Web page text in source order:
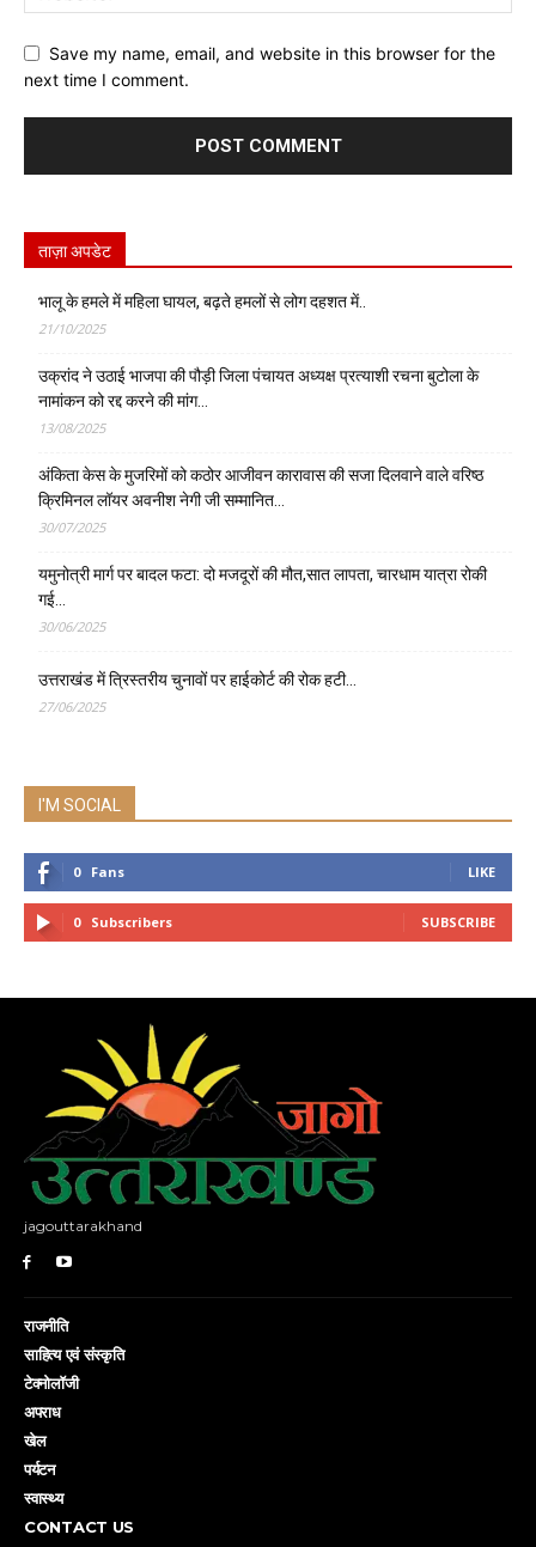
Save my name, email, and website in this browser for the
next time I comment.
ताज़ा अपडेट
भालू के हमले में महिला घायल, बढ़ते हमलों से लोग दहशत में..
21/10/2025
उक्रांद ने उठाई भाजपा की पौड़ी जिला पंचायत अध्यक्ष प्रत्याशी रचना बुटोला के
नामांकन को रद्द करने की मांग…
13/08/2025
अंकिता केस के मुजरिमों को कठोर आजीवन कारावास की सजा दिलवाने वाले वरिष्ठ
क्रिमिनल लॉयर अवनीश नेगी जी सम्मानित…
30/07/2025
यमुनोत्री मार्ग पर बादल फटा: दो मजदूरों की मौत,सात लापता, चारधाम यात्रा रोकी
गई…
30/06/2025
उत्तराखंड में त्रिस्तरीय चुनावों पर हाईकोर्ट की रोक हटी…
27/06/2025
I'M SOCIAL
0 Fans LIKE
0 Subscribers SUBSCRIBE
jagouttarakhand
राजनीति
साहित्य एवं संस्कृति
टेक्नोलॉजी
अपराध
खेल
पर्यटन
स्वास्थ्य
CONTACT US